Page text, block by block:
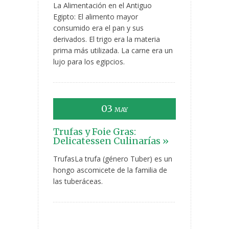
La Alimentación en el Antiguo
Egipto: El alimento mayor
consumido era el pan y sus
derivados. El trigo era la materia
prima más utilizada. La carne era un
lujo para los egipcios.
03 MAY
Trufas y Foie Gras:
Delicatessen Culinarías »
TrufasLa trufa (género Tuber) es un
hongo ascomicete de la familia de
las tuberáceas.